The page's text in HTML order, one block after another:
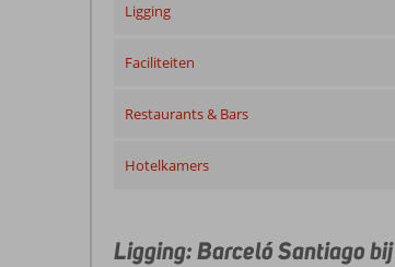
Ligging
Faciliteiten
Restaurants & Bars
Hotelkamers
Ligging: Barceló Santiago